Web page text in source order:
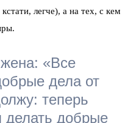
легче), а на тех, с кем
«Все
дела от
теперь
делать добрые